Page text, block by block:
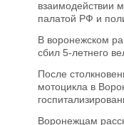
взаимодействии
палатой РФ и
В воронежском
сбил 5-летнего
После
мотоцикла в
Воронежцам